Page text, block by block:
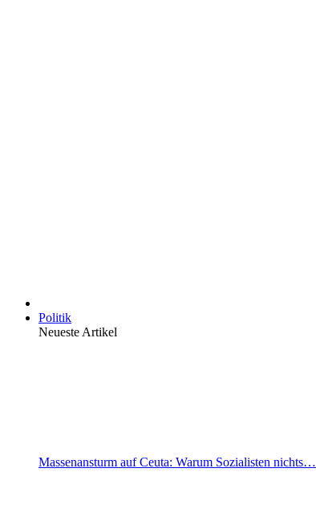
Politik
Neueste Artikel
Massenansturm auf Ceuta: Warum Sozialisten nichts…